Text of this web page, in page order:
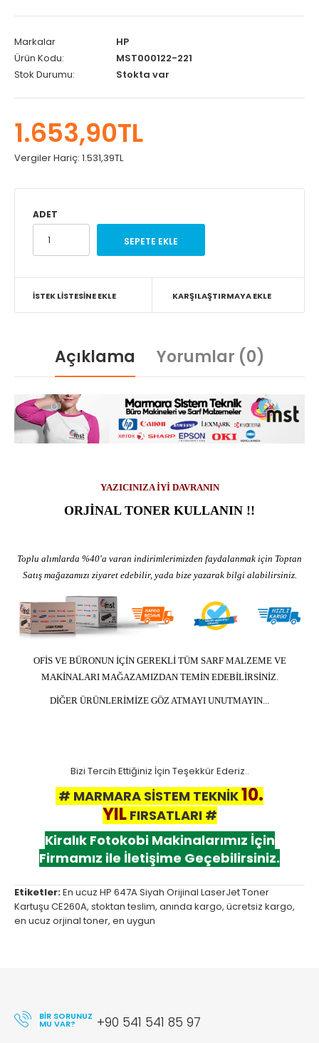
Markalar
HP
Ürün Kodu:
MST000122-221
Stok Durumu:
Stokta var
1.653,90TL
Vergiler Hariç: 1.531,39TL
ADET
İSTEK LISTESINE EKLE KARŞILAŞTIRMAYA EKLE
Açıklama Yorumlar (0)
YAZICINIZA İYİ DAVRANIN
ORJİNAL TONER KULLANIN !!
Toplu alımlarda %40'a varan indirimlerimizden faydalanmak için Toptan
Satış mağazamızı ziyaret edebilir, yada bize yazarak bilgi alabilirsiniz.
OFİS VE BÜRONUN İÇİN GEREKLİ TÜM SARF MALZEME VE
MAKİNALARI MAĞAZAMIZDAN TEMİN EDEBİLİRSİNİZ.
DİĞER ÜRÜNLERİMİZE GÖZ ATMAYI UNUTMAYIN...
Bizi Tercih Ettiğiniz İçin Teşekkür Ederiz..
# MARMARA SİSTEM TEKNİK10.
YILFIRSATLARI #
Kiralık Fotokobi Makinalarımız İçin
Firmamız ile İletişime Geçebilirsiniz.
Etiketler:En ucuz HP 647A Siyah Orijinal LaserJet Toner
Kartuşu CE260A, stoktan teslim, anında kargo, ücretsiz kargo,
en ucuz orjinal toner, en uygun
BIR SORUNUZ
MU VAR? +90 541 541 85 97